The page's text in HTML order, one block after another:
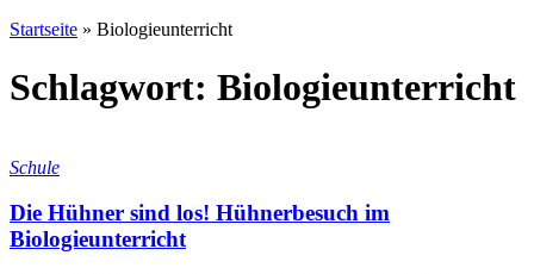
Startseite » Biologieunterricht
Schlagwort: Biologieunterricht
Schule
Die Hühner sind los! Hühnerbesuch im
Biologieunterricht